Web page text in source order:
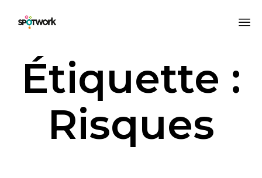
Étiquette :
Risques